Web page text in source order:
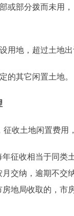
部分拨而未用，
地，超过土地出
其它闲置土地。
收土地闲置费用
收相当于同类土
交纳，逾期不
地局收取的，